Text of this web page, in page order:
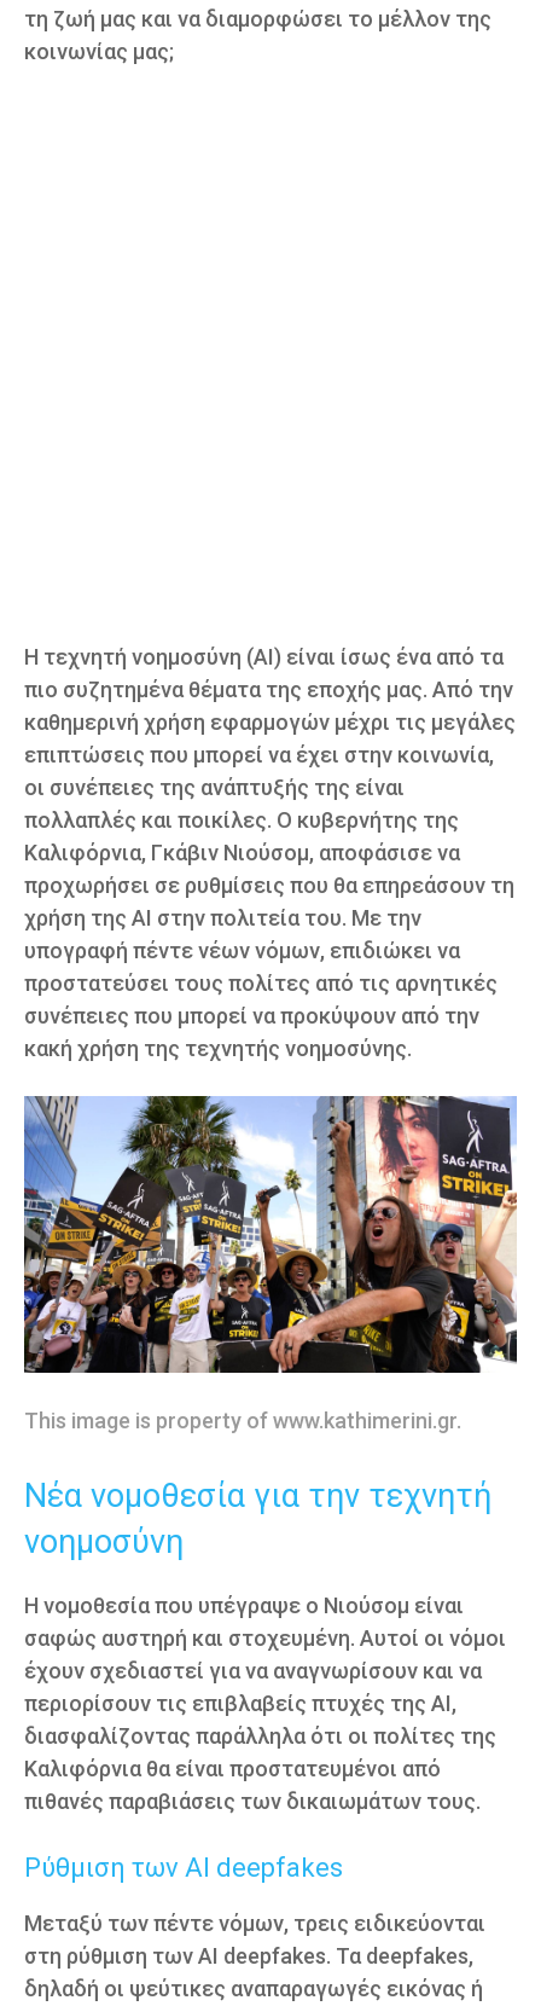
τη ζωή μας και να διαμορφώσει το μέλλον της
κοινωνίας μας;
Η τεχνητή νοημοσύνη (AI) είναι ίσως ένα από τα
πιο συζητημένα θέματα της εποχής μας. Από την
καθημερινή χρήση εφαρμογών μέχρι τις μεγάλες
επιπτώσεις που μπορεί να έχει στην κοινωνία,
οι συνέπειες της ανάπτυξής της είναι
πολλαπλές και ποικίλες. Ο κυβερνήτης της
Καλιφόρνια, Γκάβιν Νιούσομ, αποφάσισε να
προχωρήσει σε ρυθμίσεις που θα επηρεάσουν τη
χρήση της AI στην πολιτεία του. Με την
υπογραφή πέντε νέων νόμων, επιδιώκει να
προστατεύσει τους πολίτες από τις αρνητικές
συνέπειες που μπορεί να προκύψουν από την
κακή χρήση της τεχνητής νοημοσύνης.
This image is property of www.kathimerini.gr.
Νέα νομοθεσία για την τεχνητή
νοημοσύνη
Η νομοθεσία που υπέγραψε ο Νιούσομ είναι
σαφώς αυστηρή και στοχευμένη. Αυτοί οι νόμοι
έχουν σχεδιαστεί για να αναγνωρίσουν και να
περιορίσουν τις επιβλαβείς πτυχές της AI,
διασφαλίζοντας παράλληλα ότι οι πολίτες της
Καλιφόρνια θα είναι προστατευμένοι από
πιθανές παραβιάσεις των δικαιωμάτων τους.
Ρύθμιση των AI deepfakes
Μεταξύ των πέντε νόμων, τρεις ειδικεύονται
στη ρύθμιση των AI deepfakes. Τα deepfakes,
δηλαδή οι ψεύτικες αναπαραγωγές εικόνας ή